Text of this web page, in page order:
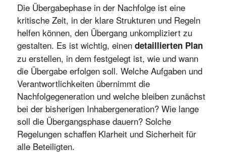
Die Übergabephase in der Nachfolge ist eine
kritische Zeit, in der klare Strukturen und Regeln
helfen können, den Übergang unkompliziert zu
gestalten. Es ist wichtig, einen detaillierten Plan
zu erstellen, in dem festgelegt ist, wie und wann
die Übergabe erfolgen soll. Welche Aufgaben und
Verantwortlichkeiten übernimmt die
Nachfolgegeneration und welche bleiben zunächst
bei der bisherigen Inhabergeneration? Wie lange
soll die Übergangsphase dauern? Solche
Regelungen schaffen Klarheit und Sicherheit für
alle Beteiligten.